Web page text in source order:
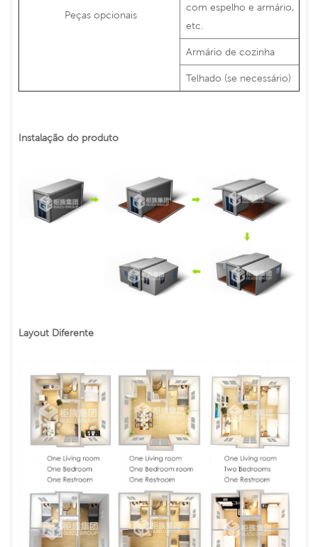
Peças opcionais
com espelho e armário,
etc.
Armário de cozinha
Telhado (se necessário)
Instalação do produto
Layout Diferente